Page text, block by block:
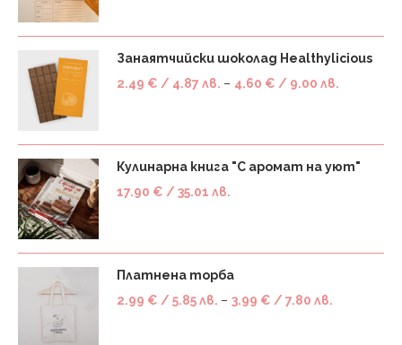
Занаятчийски шоколад Healthylicious
2.49 € / 4.87 лв. – 4.60 € / 9.00 лв.
Кулинарна книга "С аромат на уют"
17.90 € / 35.01 лв.
Платнена торба
2.99 € / 5.85 лв. – 3.99 € / 7.80 лв.